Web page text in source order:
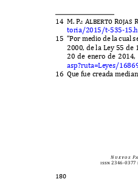
14 M. P.: Alberto Rojas R
toria /2015/t-535-15.
15 “Por medio de la cual
2000, de la Ley 55 de
20de enero de 2014,
asp?ruta=Leyes/
16 Que fue creada
N u e v o s
issn 2346-0377
180